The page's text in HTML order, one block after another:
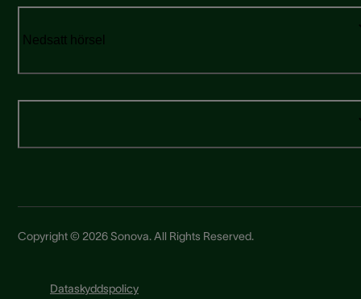
Nedsatt hörsel
Copyright © 2026 Sonova. All Rights Reserved.
Dataskyddspolicy